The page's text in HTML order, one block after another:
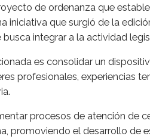
de ordenanza que
iniciativa que surgió de la
integrar a la actividad
es consolidar un
profesionales, experiencias
procesos de atención de
promoviendo el desarrollo de